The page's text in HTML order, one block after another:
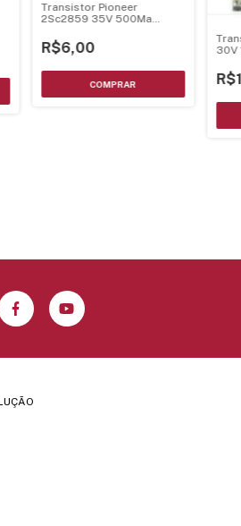
Transistor Pioneer
2Sc2859 35V 500Ma
R$6,00
30V